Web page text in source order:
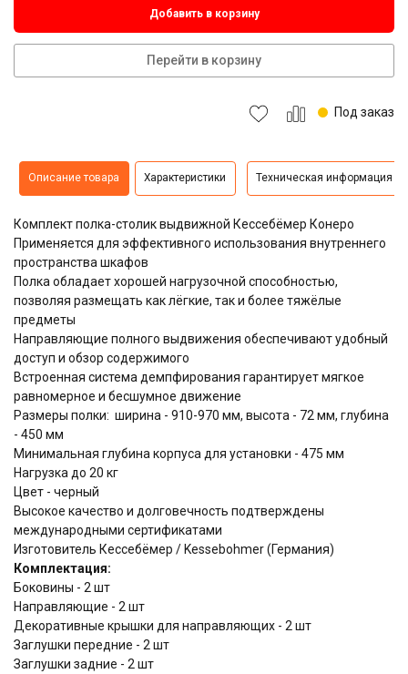
Добавить в корзину
Перейти в корзину
Под заказ
Описание товара Характеристики Техническая информация
Комплект полка-столик выдвижной Кессебёмер Конеро
Применяется для эффективного использования внутреннего
пространства шкафов
Полка обладает хорошей нагрузочной способностью,
позволяя размещать как лёгкие, так и более тяжёлые
предметы
Направляющие полного выдвижения обеспечивают удобный
доступ и обзор содержимого
Встроенная система демпфирования гарантирует мягкое
равномерное и бесшумное движение
Размеры полки: ширина - 910-970 мм, высота - 72 мм, глубина
- 450 мм
Минимальная глубина корпуса для установки - 475 мм
Нагрузка до 20 кг
Цвет - черный
Высокое качество и долговечность подтверждены
международными сертификатами
Изготовитель Кессебёмер / Kessebohmer (Германия)
Комплектация:
Боковины - 2 шт
Направляющие - 2 шт
Декоративные крышки для направляющих - 2 шт
Заглушки передние - 2 шт
Заглушки задние - 2 шт